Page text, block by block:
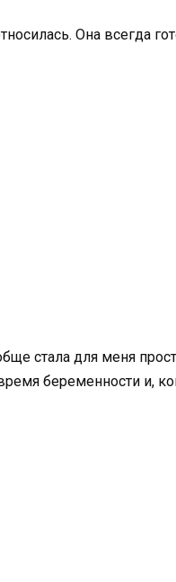
Она всегда
стала для меня
беременности и,